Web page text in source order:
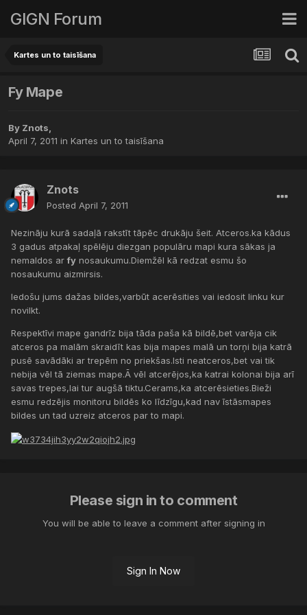
GIGN Forum
Kartes un to taisīšana
Fy Mape
By Znots,
April 7, 2011 in Kartes un to taisīšana
Znots
Posted April 7, 2011
Nezināju kurā sadaļā rakstīt tāpēc drukāju šeit. Atceros.ka kādus
3 gadus atpakaļ spēlēju diezgan populāru mapi kura sākas ja
nemaldos arfy nosaukumu.Diemžēl kā redzat esmu šo
nosaukumu aizmirsis.
Iedošu jums dažas bildes,varbūt acerēsities vai iedosit linku kur
novilkt.
Respektīvi mape gandrīz bija tāda paša kā bildē,bet varēja cik
atceros pa malām skraidīt kas bija mapes malā un torņi bija katrā
pusē savādāki ar trepēm no priekšas.Isti neatceros,bet vai tik
nebija vēl tā ziemas mape.Ā vēl atcerējos,ka katrai kolonai bija arī
savas trepes,lai tur augšā tiktu.Cerams,ka atcerēsieties.Bieži
esmu redzējis monitoru bildēs ko līdzīgu,kad nav īstāsmapes
bildes un tad uzreiz atceros par to mapi.
Please sign in to comment
You will be able to leave a comment after signing in
Sign In Now